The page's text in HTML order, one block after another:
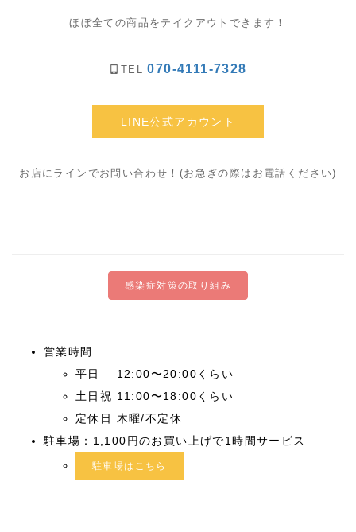
ほぼ全ての商品をテイクアウトできます！
TEL070-4111-7328
LINE公式アカウント
お店にラインでお問い合わせ！(お急ぎの際はお電話ください)
感染症対策の取り組み
営業時間
平日 12:00〜20:00くらい
土日祝 11:00〜18:00くらい
定休日 木曜/不定休
駐車場：1,100円のお買い上げで1時間サービス
駐車場はこちら